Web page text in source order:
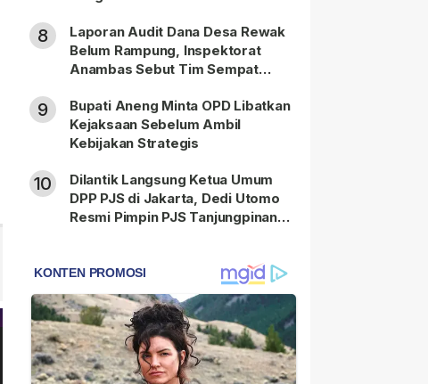
8
Laporan Audit Dana Desa Rewak
Belum Rampung, Inspektorat
Anambas Sebut Tim Sempat
9
Bupati Aneng Minta OPD Libatkan
Kejaksaan Sebelum Ambil
Kebijakan Strategis
10
Dilantik Langsung Ketua Umum
DPP PJS di Jakarta, Dedi Utomo
Resmi Pimpin PJS Tanjungpinang-